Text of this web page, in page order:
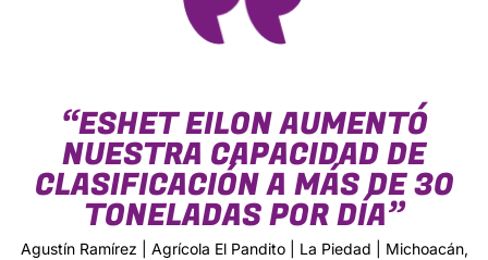
“ESHET EILON AUMENTÓ
NUESTRA CAPACIDAD DE
CLASIFICACIÓN A MÁS DE 30
TONELADAS POR DÍA”
Agustín Ramírez | Agrícola El Pandito | La Piedad | Michoacán,